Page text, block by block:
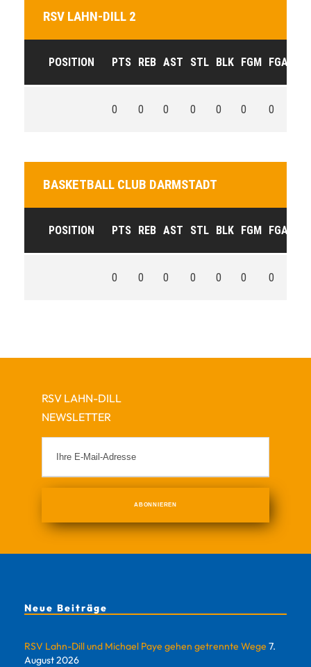
RSV LAHN-DILL 2
POSITION PTS REB AST STL BLK FGM FGA
0 0 0 0 0 0 0
BASKETBALL CLUB DARMSTADT
POSITION PTS REB AST STL BLK FGM FGA
0 0 0 0 0 0 0
RSV LAHN-DILL
NEWSLETTER
Neue Beiträge
RSV Lahn-Dill und Michael Paye gehen getrennte Wege 7.
August 2026